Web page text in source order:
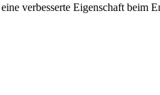
verbesserte Eigenschaft beim